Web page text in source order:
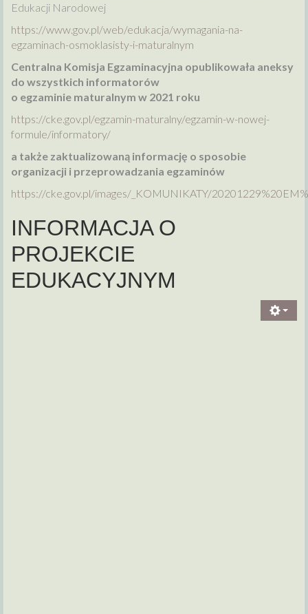
Edukacji Narodowej
https://www.gov.pl/web/edukacja/wymagania-na-
egzaminach-osmoklasisty-i-maturalnym
Centralna Komisja Egzaminacyjna opublikowała aneksy
do wszystkich informatorów
o egzaminie maturalnym w 2021 roku
https://cke.gov.pl/egzamin-maturalny/egzamin-w-nowej-
formule/informatory/
a także zaktualizowaną informację o sposobie
organizacji i przeprowadzania egzaminów
https://cke.gov.pl/images/_KOMUNIKATY/
INFORMACJA O
PROJEKCIE
EDUKACYJNYM